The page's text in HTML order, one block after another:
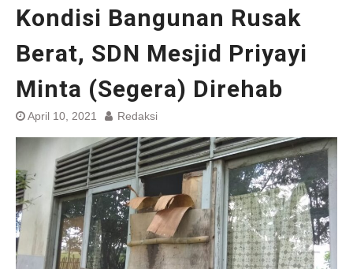
Kondisi Bangunan Rusak
Berat, SDN Mesjid Priyayi
Minta (Segera) Direhab
April 10, 2021 Redaksi